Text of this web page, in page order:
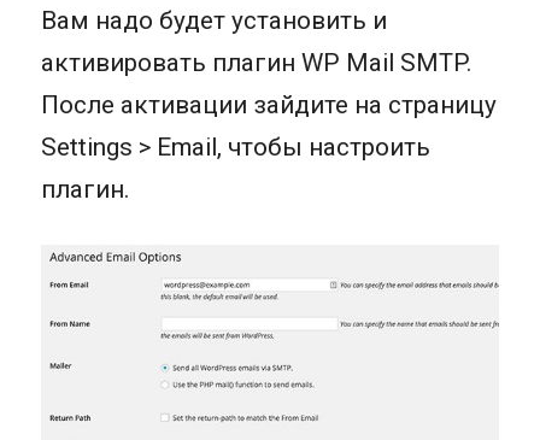
Вам надо будет установить и
активировать плагин WP Mail SMTP.
После активации зайдите на страницу
Settings > Email, чтобы настроить
плагин.